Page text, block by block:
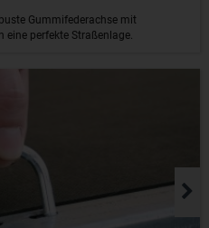
Gummifederachse mit
perfekte Straßenlage.